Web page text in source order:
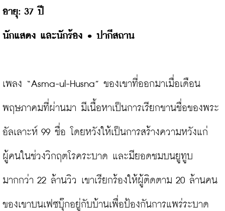
นักแสดง และนักร้อง • ปากีสถาน
เพลง “Asma-ul-Husna” ของเขาที่ออกมาเมื่อเดือน
พฤษภาคมที่ผ่านมา มีเนื้อหาเป็นการเรียกขานชื่อของพระ
อัลเลาะห์ 99 ชื่อ โดยหวังให้เป็นการสร้างความหวังแก่
ผู้คนในช่วงวิกฤตโรคระบาด และมียอดชมบนยูทูบ
มากกว่า 22 ล้านวิว เขาเรียกร้องให้ผู้ติดตาม 20 ล้านคน
ของเขาบนเฟซบุ๊กอยู่กับบ้านเพื่อป้องกันการแพร่ระบาด